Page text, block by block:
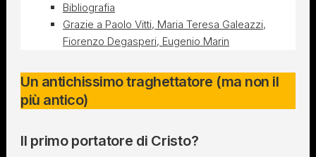
Bibliografia
Grazie a Paolo Vitti, Maria Teresa Galeazzi,
Fiorenzo Degasperi, Eugenio Marin
Un antichissimo traghettatore (ma non il
più antico)
Il primo portatore di Cristo?